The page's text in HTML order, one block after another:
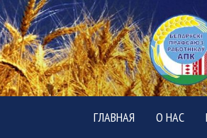
ГЛАВНАЯ О НАС